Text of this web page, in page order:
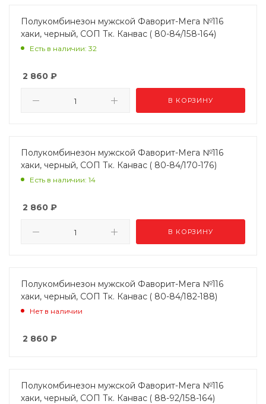
Полукомбинезон мужской Фаворит-Мега №116
хаки, черный, СОП Тк. Канвас ( 80-84/158-164)
Есть в наличии: 32
2 860 ₽
В КОРЗИНУ
Полукомбинезон мужской Фаворит-Мега №116
хаки, черный, СОП Тк. Канвас ( 80-84/170-176)
Есть в наличии: 14
2 860 ₽
В КОРЗИНУ
Полукомбинезон мужской Фаворит-Мега №116
хаки, черный, СОП Тк. Канвас ( 80-84/182-188)
Нет в наличии
2 860 ₽
Полукомбинезон мужской Фаворит-Мега №116
хаки, черный, СОП Тк. Канвас ( 88-92/158-164)